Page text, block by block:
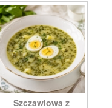
Szczawiowa z